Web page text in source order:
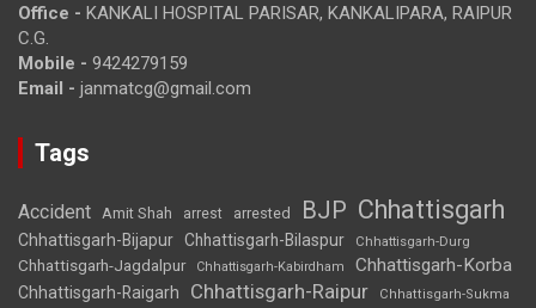
Office - KANKALI HOSPITAL PARISAR, KANKALIPARA, RAIPUR
C.G.
Mobile - 9424279159
Email - janmatcg@gmail.com
Tags
Accident Amit Shah arrest arrested BJP Chhattisgarh
Chhattisgarh-Bijapur Chhattisgarh-Bilaspur Chhattisgarh-Durg
Chhattisgarh-Jagdalpur Chhattisgarh-Kabirdham Chhattisgarh-Korba
Chhattisgarh-Raigarh Chhattisgarh-Raipur
Chhattisgarh-Sukma